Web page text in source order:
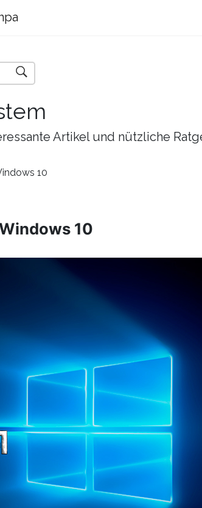
Artikel und nützliche
10
10